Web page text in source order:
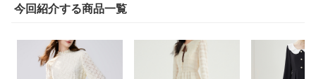
今回紹介する商品一覧